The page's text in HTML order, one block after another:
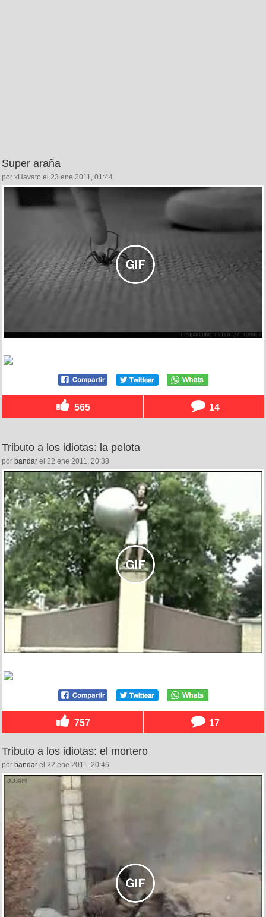
Super araña
por xHavato el 23 ene 2011, 01:44
565 14
Tributo a los idiotas: la pelota
por bandar el 22 ene 2011, 20:38
757 17
Tributo a los idiotas: el mortero
por bandar el 22 ene 2011, 20:46